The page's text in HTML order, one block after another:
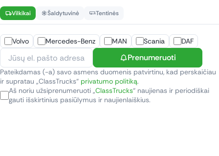
Vilkikai Šaldytuvinė Tentinės
Volvo Mercedes-Benz MAN Scania DAF
Prenumeruoti
Pateikdamas (-a) savo asmens duomenis patvirtinu, kad perskaičiau
ir supratau „ClassTrucks“ privatumo politiką.
Aš noriu užsiprenumeruoti „ClassTrucks“ naujienas ir periodiškai
gauti išskirtinius pasiūlymus ir naujienlaiškius.